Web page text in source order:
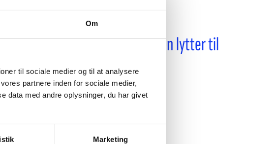
Om
til sociale medier og til at analysere
partnere inden for sociale medier,
data med andre oplysninger, du har givet
Marketing